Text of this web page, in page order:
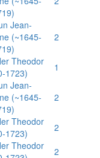
Jean-
(~1645-
2
Theodor
1723)
1
Jean-
(~1645-
2
Theodor
1723)
2
Theodor
2